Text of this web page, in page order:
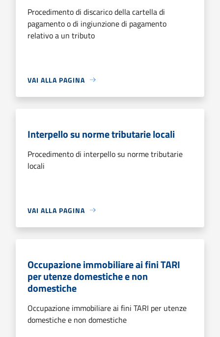
Procedimento di discarico della cartella di
pagamento o di ingiunzione di pagamento
relativo a un tributo
VAI ALLA PAGINA
Interpello su norme tributarie locali
Procedimento di interpello su norme tributarie
locali
VAI ALLA PAGINA
Occupazione immobiliare ai fini TARI
per utenze domestiche e non
domestiche
Occupazione immobiliare ai fini TARI per utenze
domestiche e non domestiche